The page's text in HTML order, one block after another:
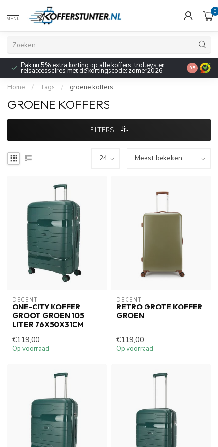
MENU
0
Pak nu 5% extra korting op alle koffers, trolleys en
reisaccessoires met de kortingscode: zomer2026! 9.5
Home / Tags / groene koffers
GROENE KOFFERS
FILTERS
DECENT
ONE-CITY KOFFER
GROOT GROEN 105
LITER 76X50X31CM
€119,00
Op voorraad
DECENT
RETRO GROTE KOFFER
GROEN
€119,00
Op voorraad